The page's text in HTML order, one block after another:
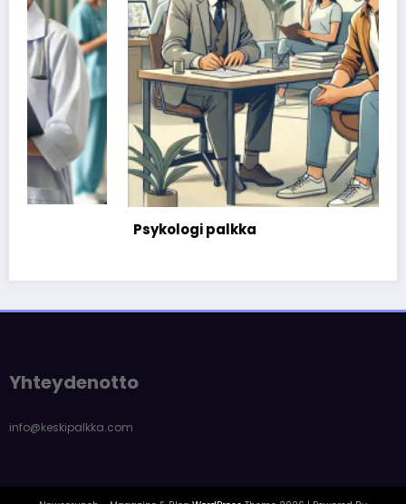
Psykologi palkka
Yhteydenotto
info@keskipalkka.com